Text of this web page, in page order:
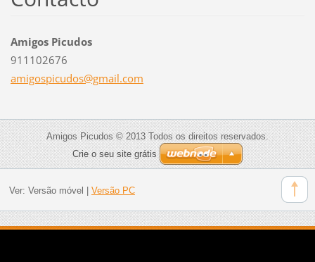
Amigos Picudos
911102676
amigospicudos@gmail.com
Amigos Picudos © 2013 Todos os direitos reservados.
Crie o seu site grátis
Ver: Versão móvel Versão PC